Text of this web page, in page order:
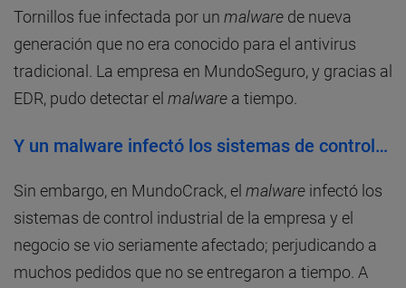
Tornillos fue infectada por un malware de nueva
generación que no era conocido para el antivirus
tradicional. La empresa en MundoSeguro, y gracias al
EDR, pudo detectar el malware a tiempo.
Y un malware infectó los sistemas de control…
Sin embargo, en MundoCrack, el malware infectó los
sistemas de control industrial de la empresa y el
negocio se vio seriamente afectado; perjudicando a
muchos pedidos que no se entregaron a tiempo. A